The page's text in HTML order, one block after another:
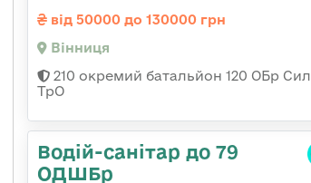
від 50000 до 130000 грн
Вінниця
210 окремий батальйон 120 ОБр Сил
ТрО
Водій-санітар до 79
ОДШБр